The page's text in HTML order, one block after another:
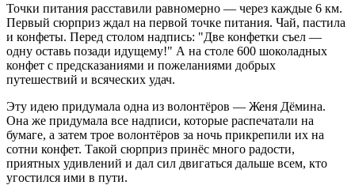
Точки питания расставили равномерно — через каждые 6 км.
Первый сюрприз ждал на первой точке питания. Чай, пастила
и конфеты. Перед столом надпись: "Две конфетки съел —
одну оставь позади идущему!" А на столе 600 шоколадных
конфет с предсказаниями и пожеланиями добрых
путешествий и всяческих удач.
Эту идею придумала одна из волонтёров — Женя Дёмина.
Она же придумала все надписи, которые распечатали на
бумаге, а затем трое волонтёров за ночь прикрепили их на
сотни конфет. Такой сюрприз принёс много радости,
приятных удивлений и дал сил двигаться дальше всем, кто
угостился ими в пути.